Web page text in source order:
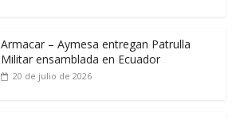
Armacar – Aymesa entregan Patrulla
Militar ensamblada en Ecuador
20 de julio de 2026